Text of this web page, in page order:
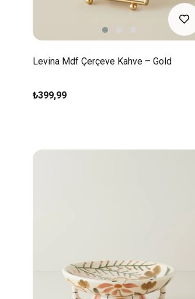
Levina Mdf Çerçeve Kahve – Gold
₺399,99